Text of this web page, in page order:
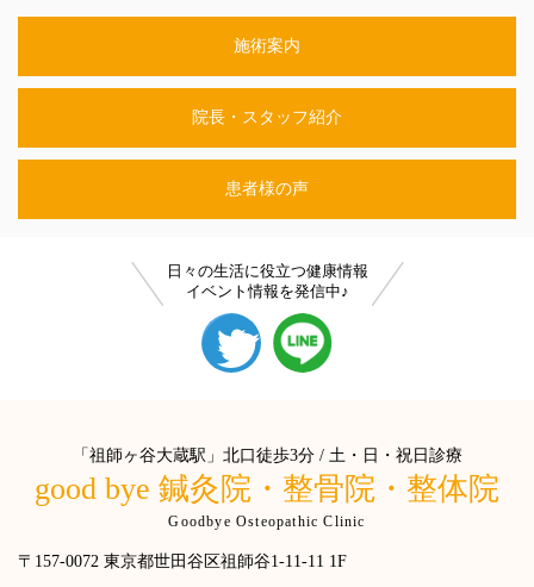
施術案内
院長・スタッフ紹介
患者様の声
日々の生活に役立つ健康情報
イベント情報を発信中♪
「祖師ヶ谷大蔵駅」北口徒歩3分 / 土・日・祝日診療
good bye 鍼灸院・整骨院・整体院
Goodbye Osteopathic Clinic
〒157-0072 東京都世田谷区祖師谷1-11-11 1F